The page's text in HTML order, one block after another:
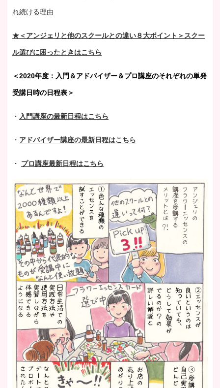
れ続ける理由
★＜アンジェリと他のスクールとの違い８大ポイント＞スクー
ル選びに困ったときはこちら
＜2020年度：入門＆アドバイザー＆プロ講座のそれぞれの単発
受講日時の日程表＞
・ 入門講座の最新日程はこちら
・ アドバイザー講座の最新日程はこちら
・ プロ講座最新日程はこちら